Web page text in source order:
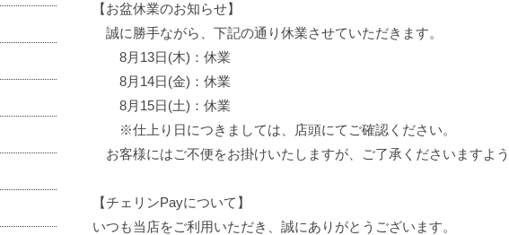
【お盆休業のお知らせ】
誠に勝手ながら、下記の通り休業させていただきます。
8月13日(木)：休業
8月14日(金)：休業
8月15日(土)：休業
※仕上り日につきましては、店頭にてご確認ください。
お客様にはご不便をお掛けいたしますが、ご了承くださいますよ
【チェリンPayについて】
いつも当店をご利用いただき、誠にありがとうございます。